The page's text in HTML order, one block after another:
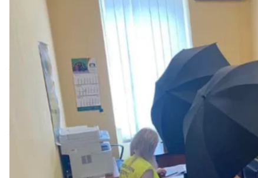
Миграционная
Во Львове обнаружили семью россиян,
полномасштабной войны. С того времени они
разрешенный срок пребывания.
Об этом сообщила
Миграционная служба
Там отметили, что о причинах такого
административной ответственности по
статье
правонарушениях (КУпАП).
О части статьи и принятых мерах,
уточнили. Правоохранители приняли решение